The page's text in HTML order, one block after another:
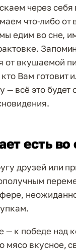
через себя
что-либо от
едим во сне,
вкушаемой
Вам готовит
— всё это
есть во
друзей или
— к победе над
мясо вкусное,